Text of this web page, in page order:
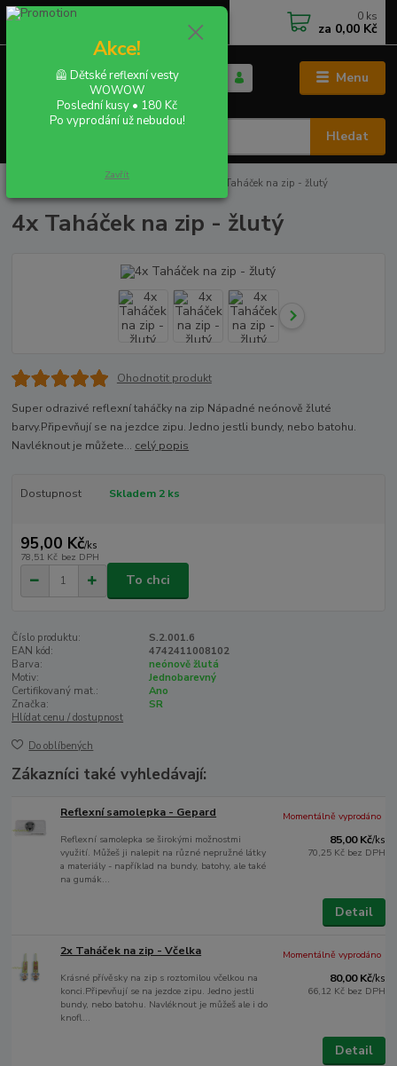
Menu
CZK
Hledat
+420 702 855 412
0 ks
za 0,00 Kč
REFLEXNÍ TAHÁČKY NA ZIP 4x Taháček na zip - žlutý
4x Taháček na zip - žlutý
Ohodnotit produkt
Super odrazivé reflexní taháčky na zip Nápadné neónově žluté
barvy.Připevňují se na jezdce zipu. Jedno jestli bundy, nebo batohu.
Navléknout je můžete... celý popis
Dostupnost Skladem 2 ks
95,00 Kč/ks
78,51 Kč bez DPH
To chci
Číslo produktu:
S.2.001.6
EAN kód:
4742411008102
Barva:
neónově žlutá
Motiv:
Jednobarevný
Certifikovaný mat.:
Ano
Značka:
SR
Hlídat cenu / dostupnost
Do oblíbených
Zákazníci také vyhledávají:
Reflexní samolepka - Gepard
Reflexní samolepka se širokými možnostmi
využití. Můžeš ji nalepit na různé nepružné látky
a materiály - například na bundy, batohy, ale také
na gumák...
85,00 Kč/ks
70,25 Kč bez DPH
Momentálně vyprodáno
Detail
2x Taháček na zip - Včelka
Krásné přívěsky na zip s roztomilou včelkou na
konci.Připevňují se na jezdce zipu. Jedno jestli
bundy, nebo batohu. Navléknout je můžeš ale i do
knofl...
80,00 Kč/ks
66,12 Kč bez DPH
Momentálně vyprodáno
Detail
Akce!
🦺 Dětské reflexní vesty
WOWOW
Poslední kusy • 180 Kč
Po vyprodání už nebudou!
Zavřít